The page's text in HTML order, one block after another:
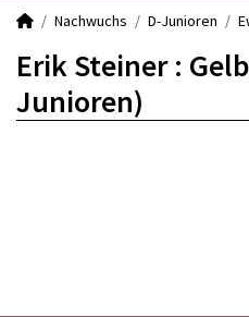
Nachwuchs D-Junioren
Erik Steiner :
Junioren)